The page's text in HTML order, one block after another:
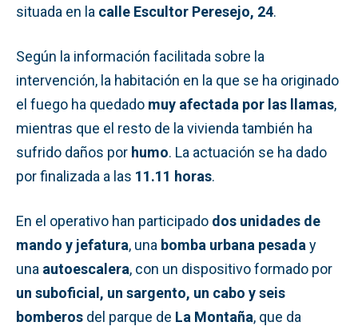
situada en la calle Escultor Peresejo, 24.
Según la información facilitada sobre la
intervención, la habitación en la que se ha originado
el fuego ha quedado muy afectada por las llamas,
mientras que el resto de la vivienda también ha
sufrido daños por humo. La actuación se ha dado
por finalizada a las 11.11 horas.
En el operativo han participado dos unidades de
mando y jefatura, una bomba urbana pesada y
una autoescalera, con un dispositivo formado por
un suboficial, un sargento, un cabo y seis
bomberos del parque de La Montaña, que da